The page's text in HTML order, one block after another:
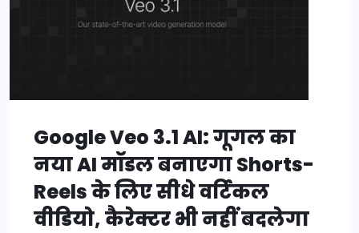
Google Veo 3.1 AI: गूगल का
नया AI मॉडल बनाएगा Shorts-
Reels के लिए सीधे वर्टिकल
वीडियो, कैरेक्टर भी नहीं बदलेगा